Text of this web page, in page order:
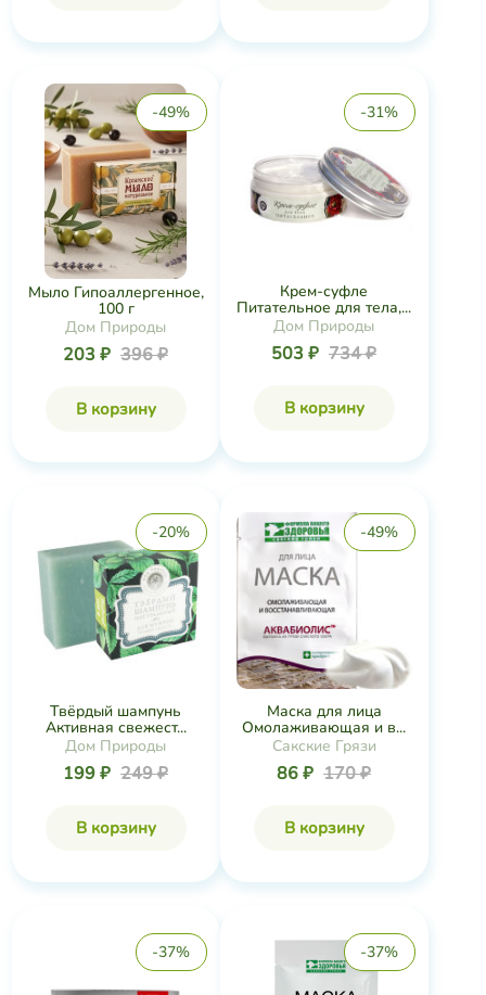
-49%
Мыло Гипоаллергенное,
100 г
Дом Природы
203 ₽ 396 ₽
В корзину
-31%
Крем-суфле
Питательное для тела,...
Дом Природы
503 ₽ 734 ₽
В корзину
-20%
Твёрдый шампунь
Активная свежест...
Дом Природы
199 ₽ 249 ₽
В корзину
-49%
Маска для лица
Омолаживающая и в...
Сакские Грязи
86 ₽ 170 ₽
В корзину
-37% -37%